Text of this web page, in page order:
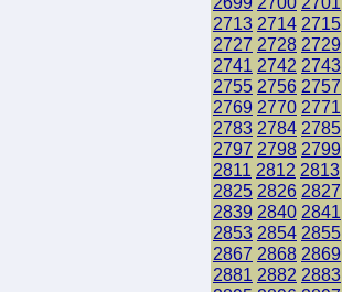
2713 2714 2715
2727 2728 2729
2741 2742 2743
2755 2756 2757
2769 2770 2771
2783 2784 2785
2797 2798 2799
2811 2812 2813
2825 2826 2827
2839 2840 2841
2853 2854 2855
2867 2868 2869
2881 2882 2883